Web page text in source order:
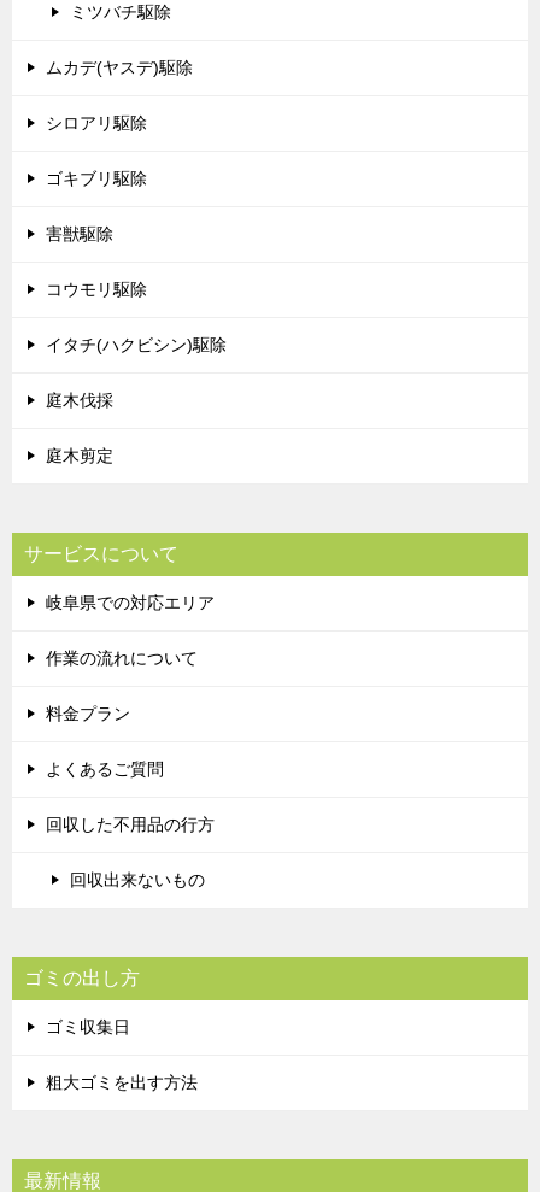
ミツバチ駆除
ムカデ(ヤスデ)駆除
シロアリ駆除
ゴキブリ駆除
害獣駆除
コウモリ駆除
イタチ(ハクビシン)駆除
庭木伐採
庭木剪定
サービスについて
岐阜県での対応エリア
作業の流れについて
料金プラン
よくあるご質問
回収した不用品の行方
回収出来ないもの
ゴミの出し方
ゴミ収集日
粗大ゴミを出す方法
最新情報